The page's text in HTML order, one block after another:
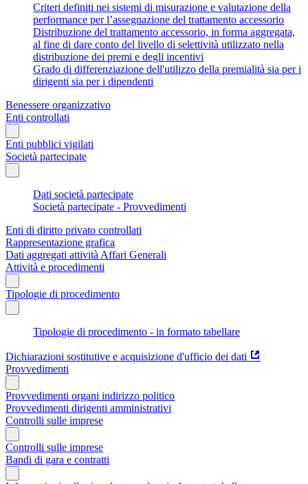
Criteri definiti nei sistemi di misurazione e valutazione della
performance per l’assegnazione del trattamento accessorio
Distribuzione del trattamento accessorio, in forma aggregata,
al fine di dare conto del livello di selettività utilizzato nella
distribuzione dei premi e degli incentivi
Grado di differenziazione dell'utilizzo della premialità sia per i
dirigenti sia per i dipendenti
Benessere organizzativo
Enti controllati
Enti pubblici vigilati
Società partecipate
Dati società partecipate
Società partecipate - Provvedimenti
Enti di diritto privato controllati
Rappresentazione grafica
Dati aggregati attività Affari Generali
Attività e procedimenti
Tipologie di procedimento
Tipologie di procedimento - in formato tabellare
Dichiarazioni sostitutive e acquisizione d'ufficio dei dati
Provvedimenti
Provvedimenti organi indirizzo politico
Provvedimenti dirigenti amministrativi
Controlli sulle imprese
Controlli sulle imprese
Bandi di gara e contratti